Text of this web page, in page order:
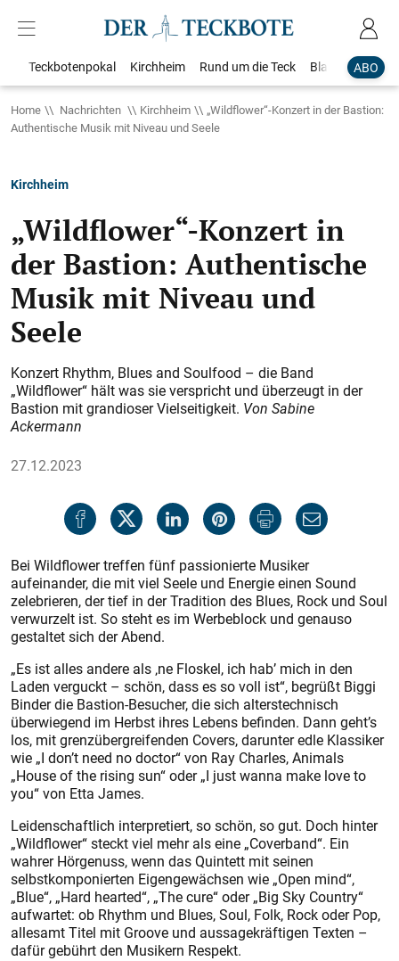
ABO
Teckbotenpokal Kirchheim Rund um die Teck Blaulicht
Home Nachrichten Kirchheim
„Wildflower“-Konzert in der Bastion:
Authentische Musik mit Niveau und Seele
Kirchheim
„Wildflower“-Konzert in
der Bastion: Authentische
Musik mit Niveau und
Seele
Konzert Rhythm, Blues and Soulfood – die Band
„Wildflower“ hält was sie verspricht und überzeugt in der
Bastion mit grandioser Vielseitigkeit. Von Sabine
Ackermann
27.12.2023
Bei Wildflower treffen fünf passionierte Musiker
aufeinander, die mit viel Seele und Energie einen Sound
zelebrieren, der tief in der Tradition des Blues, Rock und Soul
verwurzelt ist. So steht es im Werbeblock und genauso
gestaltet sich der Abend.
„Es ist alles andere als ‚ne Floskel, ich hab’ mich in den
Laden verguckt – schön, dass es so voll ist“, begrüßt Biggi
Binder die Bastion-Besucher, die sich alterstechnisch
überwiegend im Herbst ihres Lebens befinden. Dann geht’s
los, mit grenzübergreifenden Covers, darunter edle Klassiker
wie „I don’t need no doctor“ von Ray Charles, Animals
„House of the rising sun“ oder „I just wanna make love to
you“ von Etta James.
Leidenschaftlich interpretiert, so schön, so gut. Doch hinter
„Wildflower“ steckt viel mehr als eine „Coverband“. Ein
wahrer Hörgenuss, wenn das Quintett mit seinen
selbstkomponierten Eigengewächsen wie „Open mind“,
„Blue“, „Hard hearted“, „The cure“ oder „Big Sky Country“
aufwartet: ob Rhythm und Blues, Soul, Folk, Rock oder Pop,
allesamt Titel mit Groove und aussagekräftigen Texten –
dafür gebührt den Musikern Respekt.